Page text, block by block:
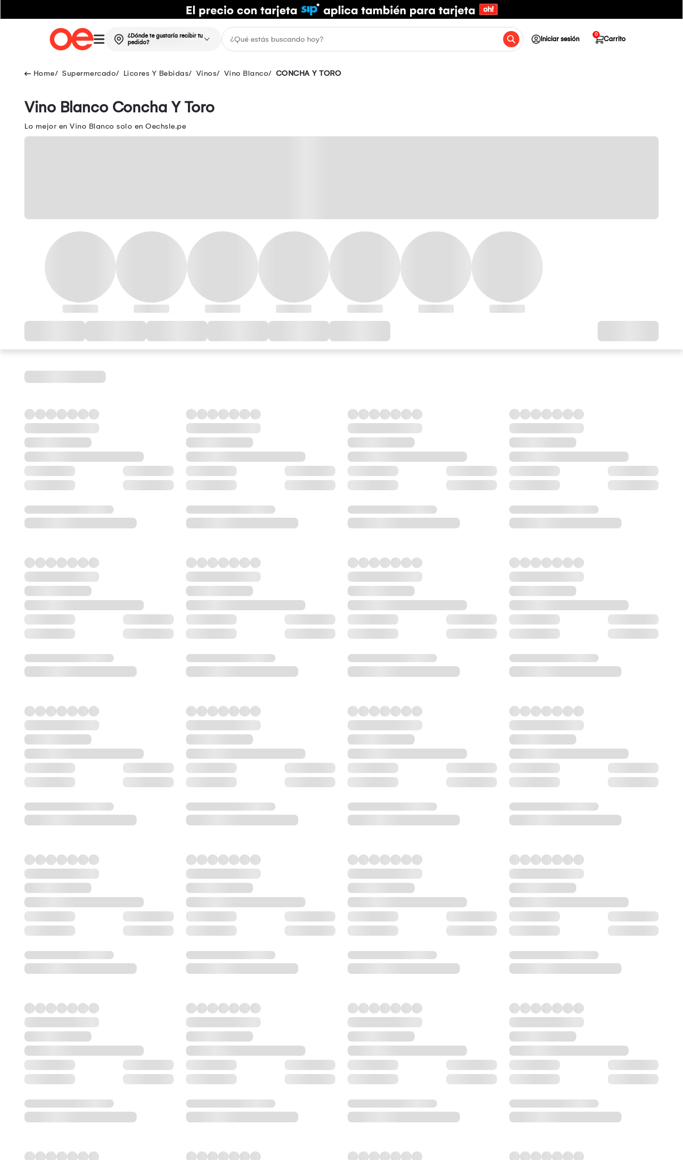
¿Dónde te gustaría recibir tu
pedido?
Iniciar sesión Carrito
0
Supermercado Licores Y Bebidas Vinos Vino Blanco CONCHA Y TORO
Vino Blanco Concha Y Toro
Lo mejor en Vino Blanco solo en Oechsle.pe